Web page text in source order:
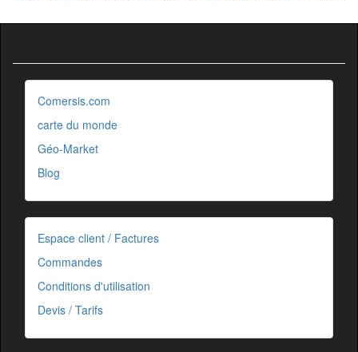
Comersis.com
carte du monde
Géo-Market
Blog
Espace client / Factures
Commandes
Conditions d'utilisation
Devis / Tarifs